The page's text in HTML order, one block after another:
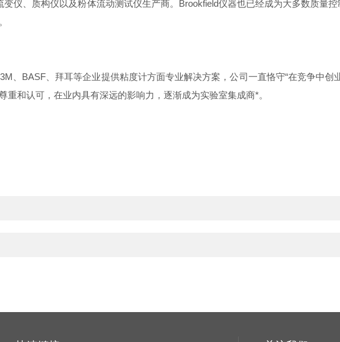
仪、质构仪以及粉体流动测试仪生产商。 Brookfield仪器也已经成为大多数质量
3M BASF 、拜耳等企业提供粘度计方面专业解决方案，公司一直恪守“在竞争中创
和认可，在业内具有深远的影响力，逐渐成为实验室集成商*。